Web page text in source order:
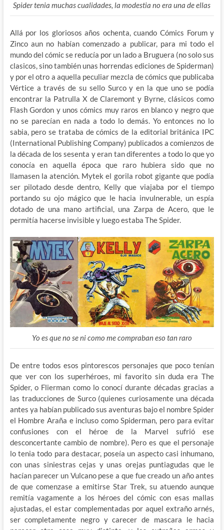
Spider tenia muchas cualidades, la modestia no era una de ellas
Allá por los gloriosos años ochenta, cuando Cómics Forum y
Zinco aun no habían comenzado a publicar, para mi todo el
mundo del cómic se reducía por un lado a Bruguera (no solo sus
clasicos, sino también unas horrendas ediciones de Spiderman)
y por el otro a aquella peculiar mezcla de cómics que publicaba
Vértice a través de su sello Surco y en la que uno se podía
encontrar la Patrulla X de Claremont y Byrne, clásicos como
Flash Gordon y unos cómics muy raros en blanco y negro que
no se parecían en nada a todo lo demás. Yo entonces no lo
sabia, pero se trataba de cómics de la editorial británica IPC
(International Publishing Company) publicados a comienzos de
la década de los sesenta y eran tan diferentes a todo lo que yo
conocía en aquella época que raro hubiera sido que no
llamasen la atención. Mytek el gorila robot gigante que podía
ser pilotado desde dentro, Kelly que viajaba por el tiempo
portando su ojo mágico que le hacia invulnerable, un espía
dotado de una mano artificial, una Zarpa de Acero, que le
permitía hacerse invisible y luego estaba The Spider.
Yo es que no se ni como me compraban eso tan raro
De entre todos esos pintorescos personajes que poco tenían
que ver con los superhéroes, mi favorito sin duda era The
Spider, o Flierman como lo conocí durante décadas gracias a
las traducciones de Surco (quienes curiosamente una década
antes ya habían publicado sus aventuras bajo el nombre Spider
el Hombre Araña e incluso como Spiderman, pero para evitar
confusiones con el héroe de la Marvel sufrió ese
desconcertante cambio de nombre). Pero es que el personaje
lo tenia todo para destacar, poseía un aspecto casi inhumano,
con unas siniestras cejas y unas orejas puntiagudas que le
hacían parecer un Vulcano pese a que fue creado un año antes
de que comenzase a emitirse Star Trek, su atuendo aunque
remitía vagamente a los héroes del cómic con esas mallas
ajustadas, el estar complementadas por aquel extraño arnés,
ser completamente negro y carecer de mascara le hacia